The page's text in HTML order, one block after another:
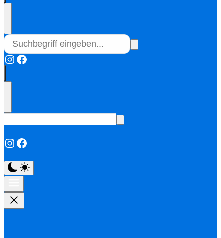
Instagram
Facebook
Instagram
Facebook